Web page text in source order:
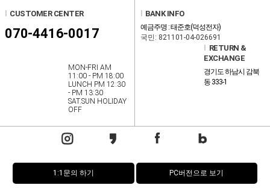
CUSTOMER CENTER
070-4416-0017
MON-FRI AM
11:00 - PM 18:00
LUNCH PM 12:30
- PM 13:30
SAT.SUN HOLIDAY
OFF
BANK INFO
예금주명 : 태준호(덕성전자)
국민: 821101-04-026691
RETURN &
EXCHANGE
경기도 하남시 감북
동 333-1
1:1문의 하기 PC버전으로 보기